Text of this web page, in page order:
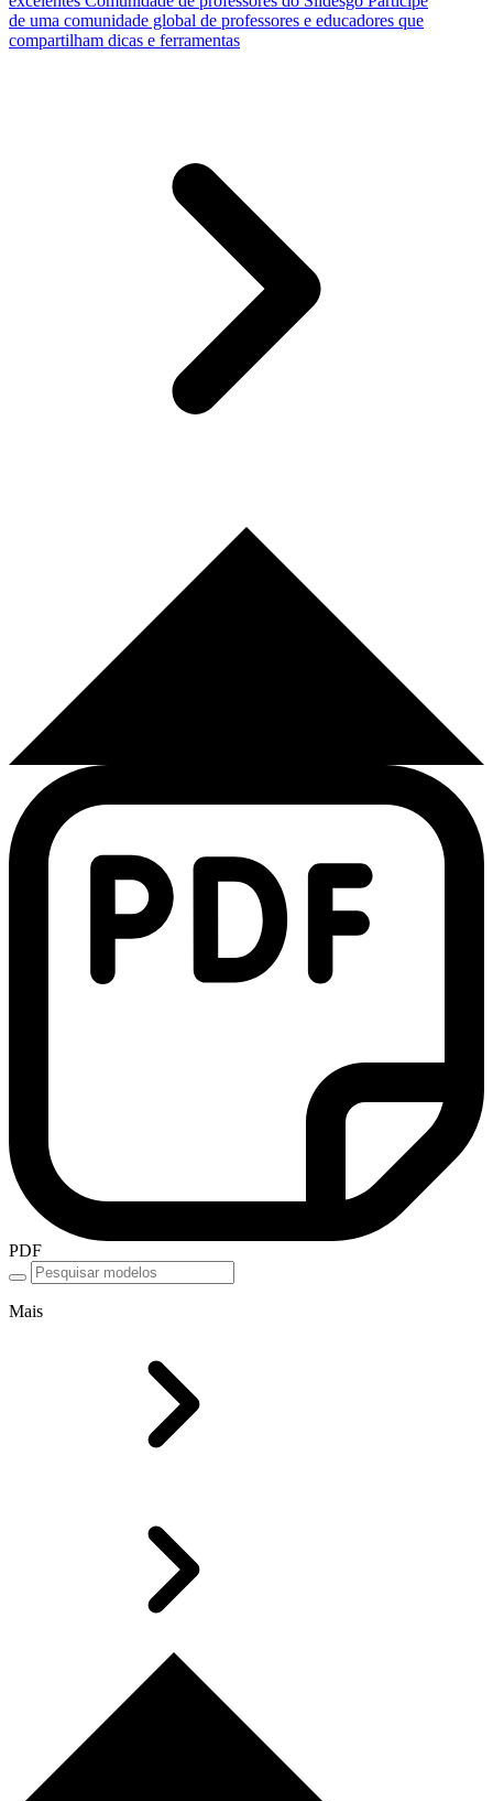
de uma comunidade global de professores e educadores que
compartilham dicas e ferramentas
PDF
Mais